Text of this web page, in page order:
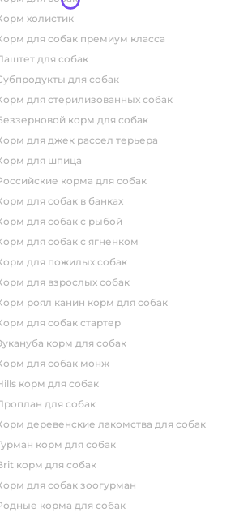
корм холистик
корм для собак премиум класса
паштет для собак
субпродукты для собак
корм для стерилизованных собак
беззерновой корм для собак
корм для джек рассел терьера
корм для шпица
российские корма для собак
корм для собак в банках
корм для собак с рыбой
корм для собак с ягненком
корм для пожилых собак
корм для взрослых собак
корм роял канин корм для собак
корм для собак стартер
эукануба корм для собак
корм для собак монж
hills корм для собак
проплан для собак
корм деревенские лакомства для собак
гурман корм для собак
brit корм для собак
корм для собак зоогурман
родные корма для собак